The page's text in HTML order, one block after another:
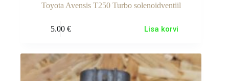
Toyota Avensis T250 Turbo solenoidventiil
5.00 € Lisa korvi